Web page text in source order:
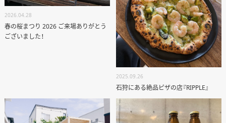
ANATA.
EVENT
2026.04.28
春の桜まつり 2026 ご来場ありがとう
ございました！
2025.09.26
石狩にある絶品ピザの店『RIPPLE』